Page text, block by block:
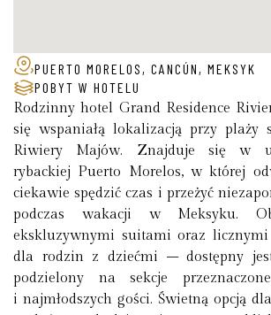
PUERTO MORELOS, CANCÚN, MEKSYK
POBYT W HOTELU
Rodzinny hotel Grand Residence
się wspaniałą lokalizacją przy plaży
Riwiery Majów. Znajduje się w
rybackiej Puerto Morelos, w której
ciekawie spędzić czas i przeżyć
podczas wakacji w Meksyku.
ekskluzywnymi suitami oraz
dla rodzin z dziećmi – dostępny
podzielony na sekcje
i najmłodszych gości. Świetną opcją